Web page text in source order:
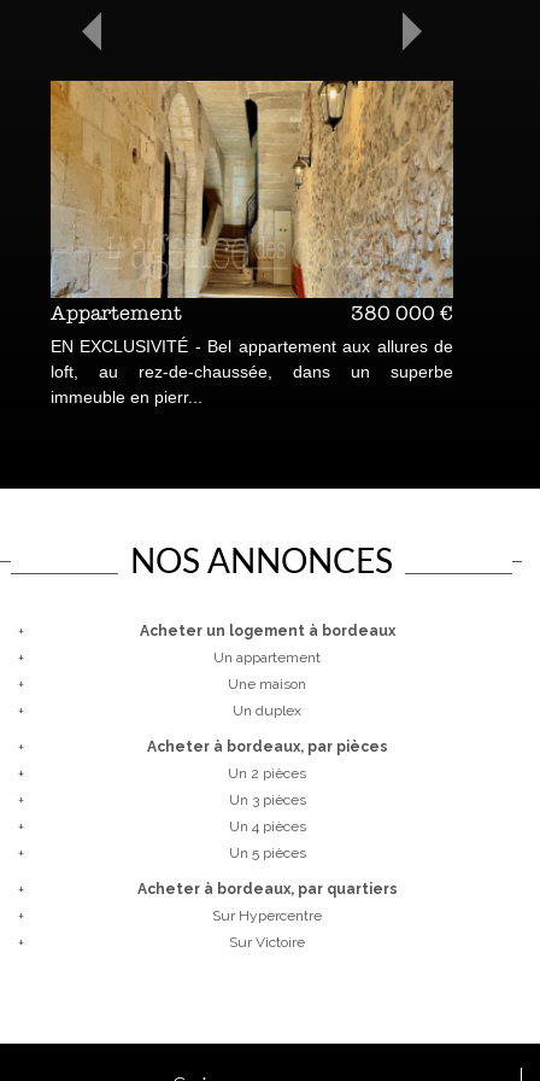
Appartement 380 000 €
EN EXCLUSIVITÉ - Bel appartement aux allures de
loft, au rez-de-chaussée, dans un superbe
immeuble en pierr...
NOS ANNONCES
+
Acheter un logement à bordeaux
+
Un appartement
+
Une maison
+
Un duplex
+
Acheter à bordeaux, par pièces
+
Un 2 pièces
+
Un 3 pièces
+
Un 4 pièces
+
Un 5 pièces
+
Acheter à bordeaux, par quartiers
+
sur Hypercentre
+
sur Victoire